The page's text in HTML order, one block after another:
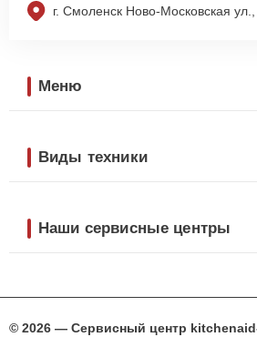
г. Смоленск Ново-Московская
Меню
Виды техники
Наши сервисные центры
© 2026 — Сервисный центр